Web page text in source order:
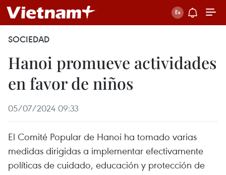
SOCIEDAD
Hanoi promueve actividades
en favor de niños
05/07/2024 09:33
El Comité Popular de Hanoi ha tomado varias
medidas dirigidas a implementar efectivamente
políticas de cuidado, educación y protección de